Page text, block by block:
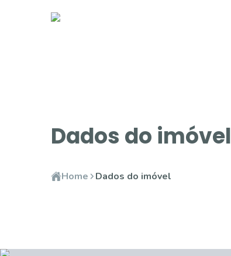
Dados do imóvel
Home Dados do imóvel